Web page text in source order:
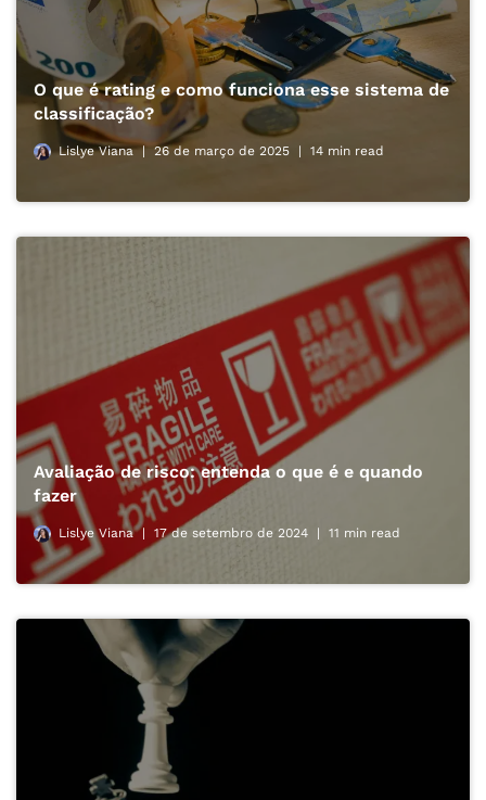
O que é rating e como funciona esse sistema de
classificação?
Lislye Viana 26 de março de 2025 14 min read
Avaliação de risco: entenda o que é e quando
fazer
Lislye Viana 17 de setembro de 2024 11 min read